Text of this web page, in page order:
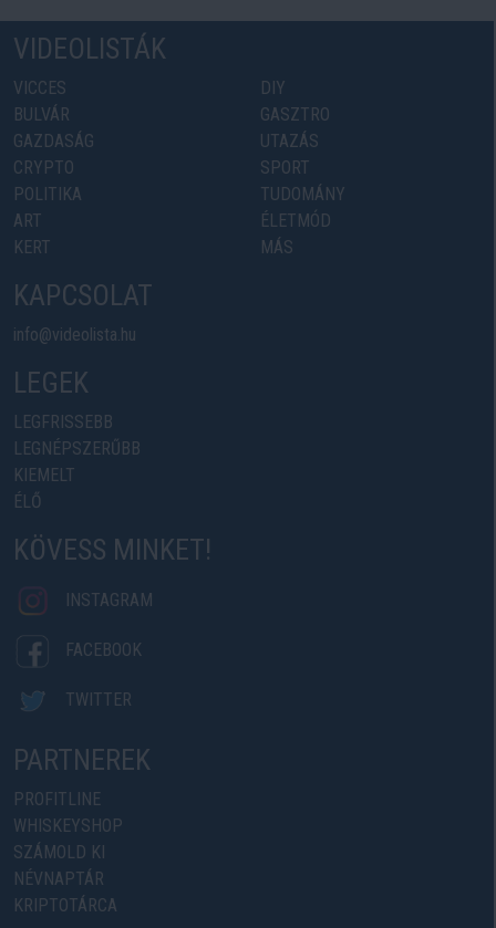
VIDEOLISTÁK
VICCES
BULVÁR
GAZDASÁG
CRYPTO
POLITIKA
ART
KERT
DIY
GASZTRO
UTAZÁS
SPORT
TUDOMÁNY
ÉLETMÓD
MÁS
KAPCSOLAT
info@videolista.hu
LEGEK
LEGFRISSEBB
LEGNÉPSZERŰBB
KIEMELT
ÉLŐ
KÖVESS MINKET!
INSTAGRAM
FACEBOOK
TWITTER
PARTNEREK
PROFITLINE
WHISKEYSHOP
SZÁMOLD KI
NÉVNAPTÁR
KRIPTOTÁRCA